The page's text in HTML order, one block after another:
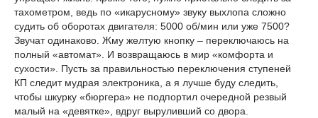
тахометром, ведь по «икарусному» звуку выхлопа сложно
судить об оборотах двигателя: 5000 об/мин или уже 7500?
Звучат одинаково. Жму желтую кнопку – переключаюсь на
полный «автомат». И возвращаюсь в мир «комфорта и
сухости». Пусть за правильностью переключения ступеней
КП следит мудрая электроника, а я лучше буду следить,
чтобы шкурку «бюргера» не подпортил очередной резвый
малый на «девятке», вдруг выруливший со двора.